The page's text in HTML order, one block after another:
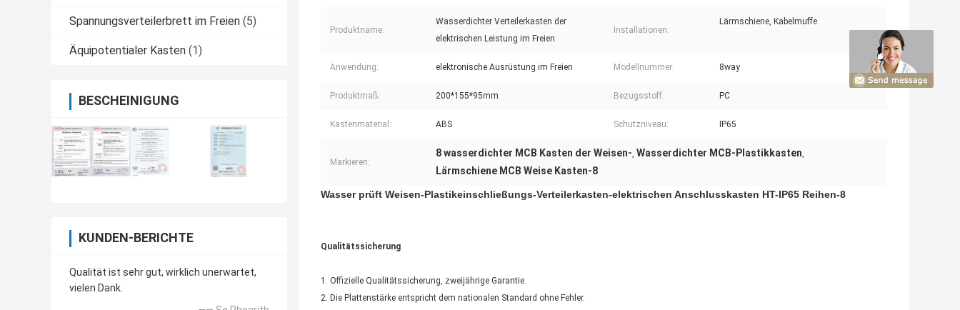
Spannungsverteilerbrett im Freien (5)
Äquipotentialer Kasten (1)
BESCHEINIGUNG
KUNDEN-BERICHTE
Qualität ist sehr gut, wirklich unerwartet,
vielen Dank.
Produktname:
Wasserdichter Verteilerkasten der
elektrischen Leistung im Freien
Installationen:
Lärmschiene, Kabelmuffe
Anwendung: elektronische Ausrüstung im Freien Modellnummer: 8way
Produktmaß: 200*155*95mm Bezugsstoff: PC
Kastenmaterial: ABS Schutzniveau: IP65
Markieren:
8 wasserdichter MCB Kasten der Weisen-, Wasserdichter MCB-Plastikkasten,
Lärmschiene MCB Weise Kasten-8
Wasser prüft Weisen-Plastikeinschließungs-Verteilerkasten-elektrischen Anschlusskasten HT-IP65 Reihen-8
Qualitätssicherung
1. Offizielle Qualitätssicherung, zweijährige Garantie.
2. Die Plattenstärke entspricht dem nationalen Standard ohne Fehler.